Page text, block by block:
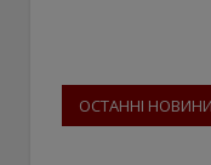
ОСТАННІ НОВИНИ